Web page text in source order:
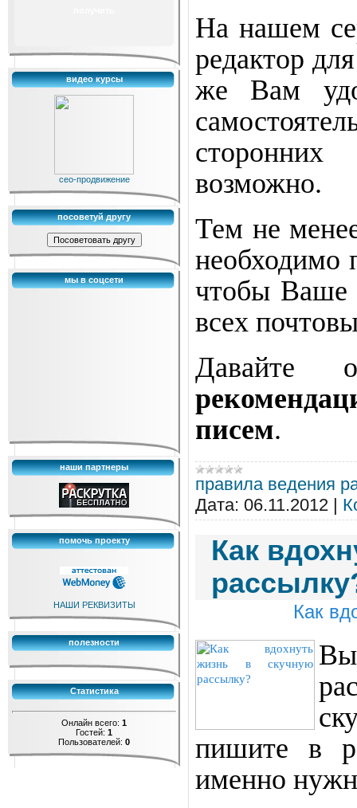
видео курсы
сео-продвижение
посоветуй другу
мы в соцсети
наши партнеры
помочь проекту
НАШИ РЕКВИЗИТЫ
полезности
Статистика
Онлайн всего: 1
Гостей: 1
Пользователей: 0
На нашем
редактор
же Вам
возможно.
Тем не
необходимо
чтобы Ваше
всех
Давайте
писем.
правила ведения
Дата: 06.11.2012
Как
Как
Вы
пишите в
именно